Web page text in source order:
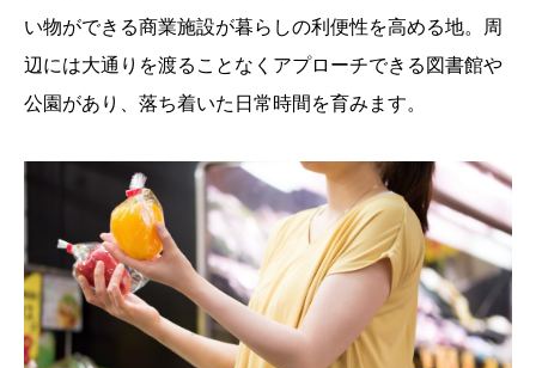
い物ができる商業施設が暮らしの利便性を高める地。周
辺には大通りを渡ることなくアプローチできる図書館や
公園があり、落ち着いた日常時間を育みます。